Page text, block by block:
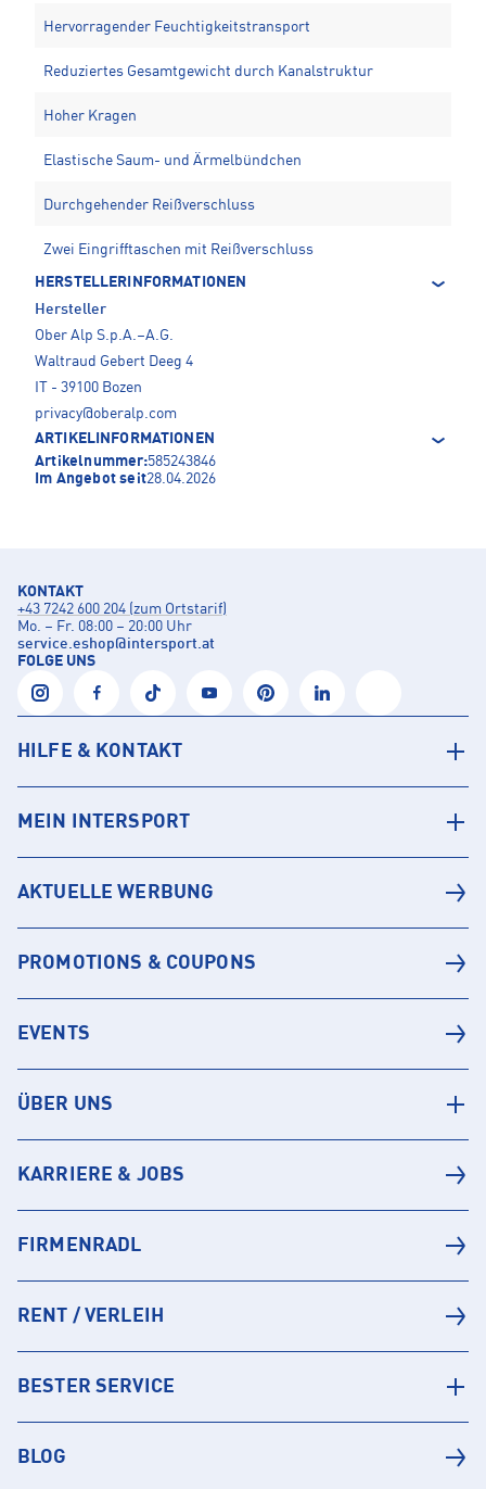
Hervorragender Feuchtigkeitstransport
Reduziertes Gesamtgewicht durch Kanalstruktur
Hoher Kragen
Elastische Saum- und Ärmelbündchen
Durchgehender Reißverschluss
Zwei Eingrifftaschen mit Reißverschluss
HERSTELLERINFORMATIONEN
Hersteller
Ober Alp S.p.A.–A.G.
Waltraud Gebert Deeg 4
IT - 39100 Bozen
privacy@oberalp.com
ARTIKELINFORMATIONEN
Artikelnummer:585243846
Im Angebot seit28.04.2026
KONTAKT
+43 7242 600 204 (zum Ortstarif)
Mo. – Fr. 08:00 – 20:00 Uhr
service.eshop@intersport.at
FOLGE UNS
HILFE & KONTAKT
MEIN INTERSPORT
AKTUELLE WERBUNG
PROMOTIONS & COUPONS
EVENTS
ÜBER UNS
KARRIERE & JOBS
FIRMENRADL
RENT / VERLEIH
BESTER SERVICE
BLOG